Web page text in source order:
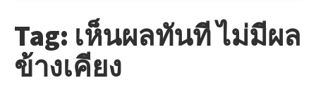
Tag: เห็นผลทันที ไม่มีผล
ข้างเคียง